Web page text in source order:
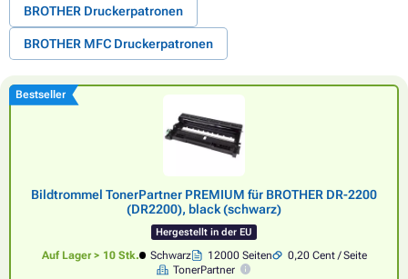
BROTHER Druckerpatronen
BROTHER MFC Druckerpatronen
Bestseller
Bildtrommel TonerPartner PREMIUM für BROTHER DR-2200
(DR2200), black (schwarz)
Hergestellt in der EU
Auf Lager > 10 Stk. Schwarz 12000 Seiten
0,20 Cent / Seite
TonerPartner